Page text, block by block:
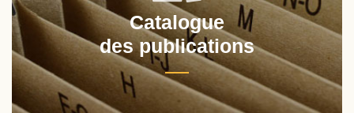
Catalogue
des publications